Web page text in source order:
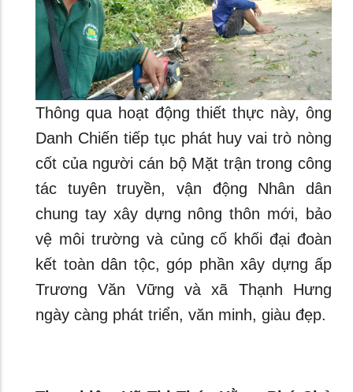
Thông qua hoạt động thiết thực này, ông
Danh Chiến tiếp tục phát huy vai trò nòng
cốt của người cán bộ Mặt trận trong công
tác tuyên truyền, vận động Nhân dân
chung tay xây dựng nông thôn mới, bảo
vệ môi trường và củng cố khối đại đoàn
kết toàn dân tộc, góp phần xây dựng ấp
Trương Văn Vững và xã Thạnh Hưng
ngày càng phát triển, văn minh, giàu đẹp.